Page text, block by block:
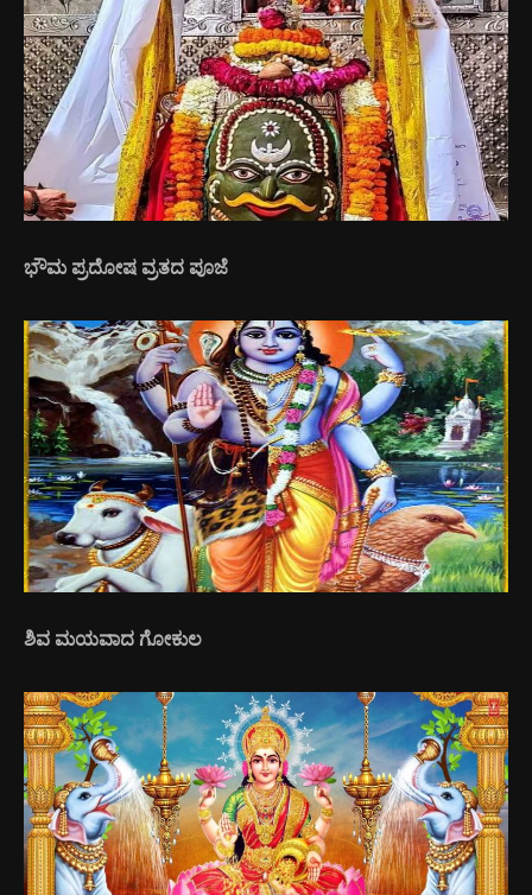
ಭೌಮ ಪ್ರದೋಷ ವ್ರತದ ಪೂಜೆ
ಶಿವ ಮಯವಾದ ಗೋಕುಲ